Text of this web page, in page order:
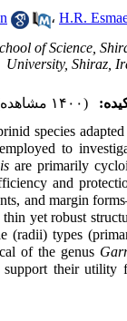
، H.R.
of Science,
University, Shiraz,
(۱۴۰۰ مشاهده)
species
to
are primarily
and
and margin
yet robust
(radii) types
of the genus
support their utility